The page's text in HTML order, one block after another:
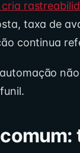
taxa de
continua